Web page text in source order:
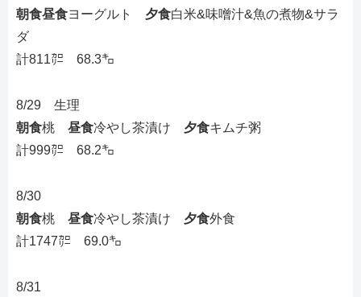
朝食昼食ヨーグルト 夕食白米&味噌汁&魚の煮物&サラ
ダ
計811㌍ 68.3㌔
8/29 生理
朝食桃 昼食冷やし茶漬け 夕食キムチ粥
計999㌍ 68.2㌔
8/30
朝食桃 昼食冷やし茶漬け 夕食外食
計1747㌍ 69.0㌔
8/31